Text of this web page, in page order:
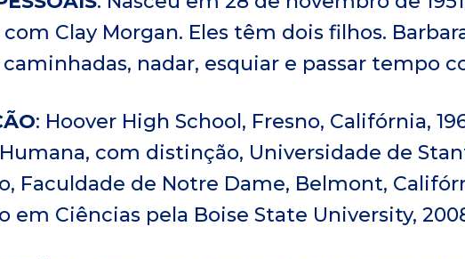
com Clay Morgan. Eles têm dois filhos.
caminhadas, nadar, esquiar e passar tempo
: Hoover High School, Fresno, Califórnia,
com distinção, Universidade de
Faculdade de Notre Dame, Belmont,
em Ciências pela Boise State University,